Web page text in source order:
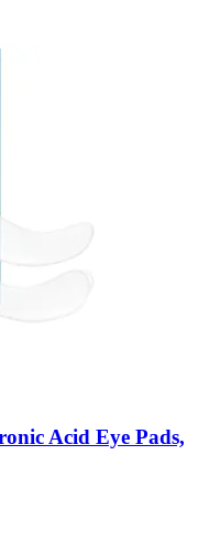
Acid Eye Pads,